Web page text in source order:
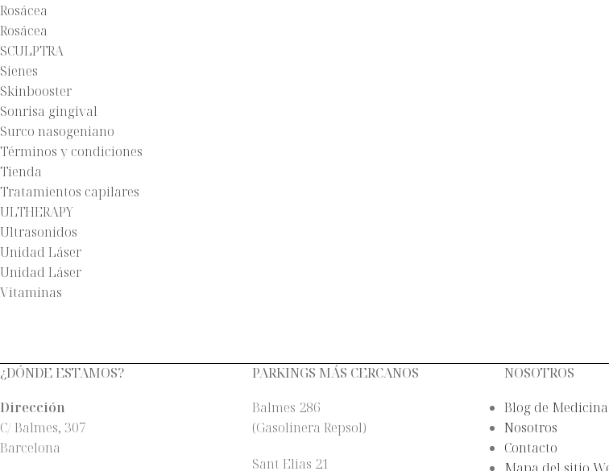
Rosácea
Rosácea
SCULPTRA
Sienes
Skinbooster
Sonrisa gingival
Surco nasogeniano
Términos y condiciones
Tienda
Tratamientos capilares
ULTHERAPY
Ultrasonidos
Unidad Láser
Unidad Láser
Vitaminas
¿DÓNDE ESTAMOS?
Dirección
C/ Balmes, 307
Barcelona
PARKINGS MÁS CERCANOS
Balmes 286
(Gasolinera Repsol)
Sant Elias 21
NOSOTROS
Blog de
Nosotros
Contacto